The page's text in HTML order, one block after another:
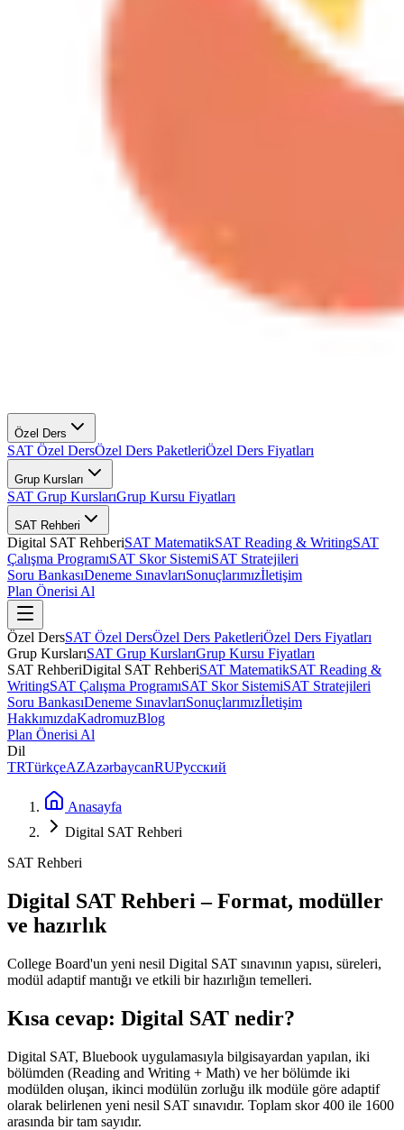
Özel Ders
SAT Özel DersÖzel Ders PaketleriÖzel Ders Fiyatları
Grup Kursları
SAT Grup KurslarıGrup Kursu Fiyatları
SAT Rehberi
Digital SAT RehberiSAT MatematikSAT Reading & WritingSAT
Çalışma ProgramıSAT Skor SistemiSAT Stratejileri
Soru BankasıDeneme SınavlarıSonuçlarımızİletişim
Plan Önerisi Al
Özel DersSAT Özel DersÖzel Ders PaketleriÖzel Ders Fiyatları
Grup KurslarıSAT Grup KurslarıGrup Kursu Fiyatları
SAT RehberiDigital SAT RehberiSAT MatematikSAT Reading &
WritingSAT Çalışma ProgramıSAT Skor SistemiSAT Stratejileri
Soru BankasıDeneme SınavlarıSonuçlarımızİletişim
HakkımızdaKadromuzBlog
Plan Önerisi Al
Dil
TRTürkçeAZAzərbaycanRUРусский
Anasayfa
Digital SAT Rehberi
SAT Rehberi
Digital SAT Rehberi – Format, modüller
ve hazırlık
College Board'un yeni nesil Digital SAT sınavının yapısı, süreleri,
modül adaptif mantığı ve etkili bir hazırlığın temelleri.
Kısa cevap: Digital SAT nedir?
Digital SAT, Bluebook uygulamasıyla bilgisayardan yapılan, iki
bölümden (Reading and Writing + Math) ve her bölümde iki
modülden oluşan, ikinci modülün zorluğu ilk modüle göre adaptif
olarak belirlenen yeni nesil SAT sınavıdır. Toplam skor 400 ile 1600
arasında bir tam sayıdır.